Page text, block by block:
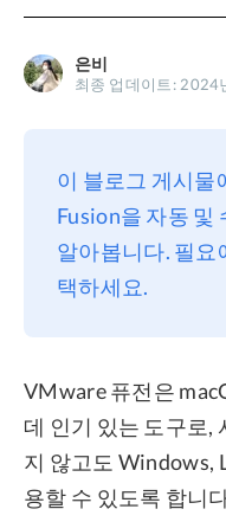
BuhoLaunchpad
프라이버시
환불
은비
최종 업데이트: 2024
이 블로그 게시
Fusion을 자동 및
알아봅니다. 필요
택하세요.
VMware 퓨전은
데 인기 있는 도구로,
지 않고도 Windows,
용할 수 있도록 합니